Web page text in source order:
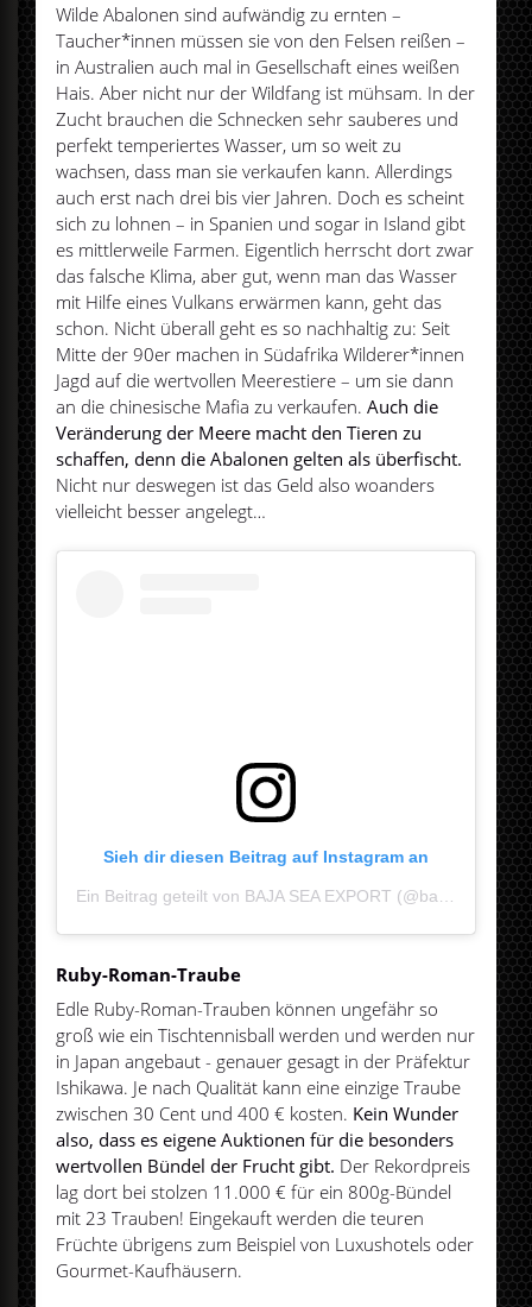
Wilde Abalonen sind aufwändig zu ernten –
Taucher*innen müssen sie von den Felsen reißen –
in Australien auch mal in Gesellschaft eines weißen
Hais. Aber nicht nur der Wildfang ist mühsam. In der
Zucht brauchen die Schnecken sehr sauberes und
perfekt temperiertes Wasser, um so weit zu
wachsen, dass man sie verkaufen kann. Allerdings
auch erst nach drei bis vier Jahren. Doch es scheint
sich zu lohnen – in Spanien und sogar in Island gibt
es mittlerweile Farmen. Eigentlich herrscht dort zwar
das falsche Klima, aber gut, wenn man das Wasser
mit Hilfe eines Vulkans erwärmen kann, geht das
schon. Nicht überall geht es so nachhaltig zu: Seit
Mitte der 90er machen in Südafrika Wilderer*innen
Jagd auf die wertvollen Meerestiere – um sie dann
an die chinesische Mafia zu verkaufen.Auch die
Veränderung der Meere macht den Tieren zu
schaffen, denn die Abalonen gelten als überfischt.
Nicht nur deswegen ist das Geld also woanders
vielleicht besser angelegt…
Sieh dir diesen Beitrag auf Instagram an
Ruby-Roman-Traube
Edle Ruby-Roman-Trauben können ungefähr so
groß wie ein Tischtennisball werden und werden nur
in Japan angebaut - genauer gesagt in der Präfektur
Ishikawa. Je nach Qualität kann eine einzige Traube
zwischen 30 Cent und 400 € kosten. Kein Wunder
also, dass es eigene Auktionen für die besonders
wertvollen Bündel der Frucht gibt. Der Rekordpreis
lag dort bei stolzen 11.000 € für ein 800g-Bündel
mit 23 Trauben! Eingekauft werden die teuren
Früchte übrigens zum Beispiel von Luxushotels oder
Gourmet-Kaufhäusern.